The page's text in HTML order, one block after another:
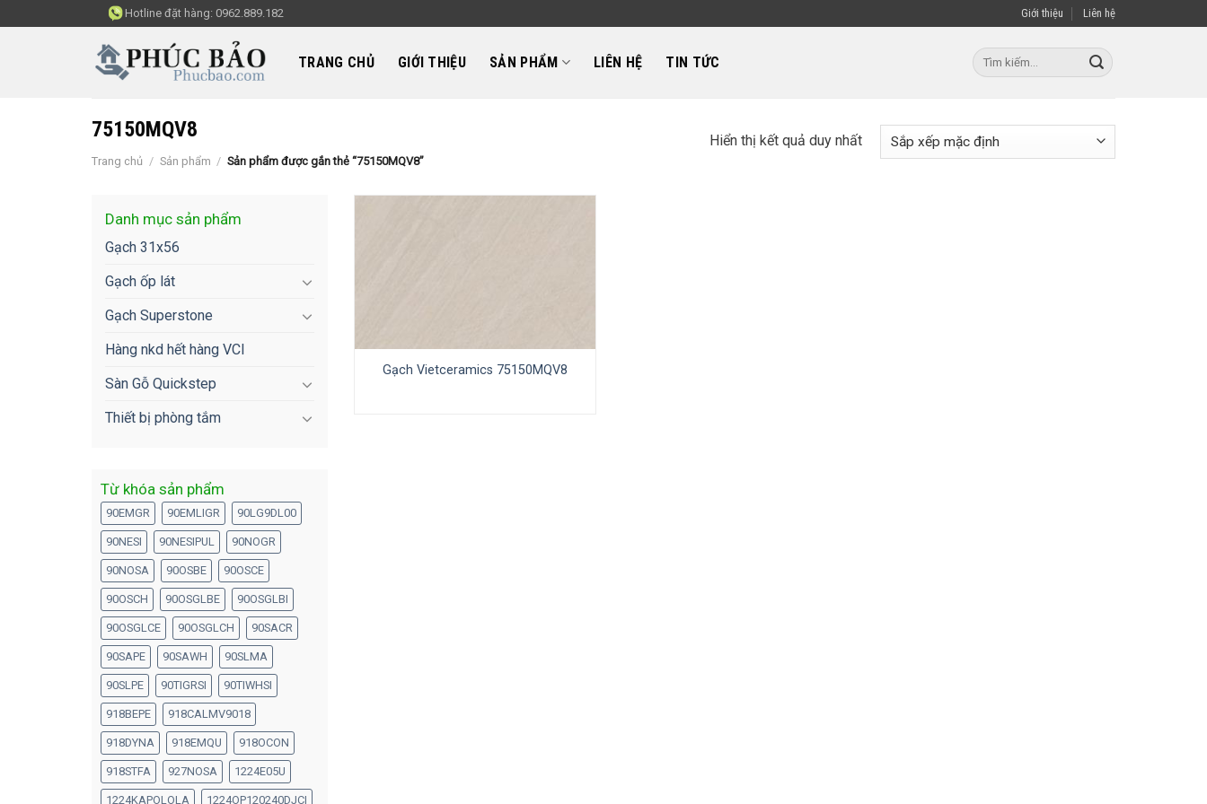
to
Hotline đặt hàng: 0962.889.182 Giới thiệu Liên hệ
TRANG CHỦ GIỚI THIỆU SẢN PHẨM LIÊN HỆ TIN TỨC
Tìm
kiếm:
75150MQV8
Trang chủ / Sản phẩm / Sản phẩm được gắn thẻ “75150MQV8”
Hiển thị kết quả duy nhất
Danh mục sản phẩm
Gạch 31x56
Gạch ốp lát
Gạch Superstone
Hàng nkd hết hàng VCI
Sàn Gỗ Quickstep
Thiết bị phòng tắm
Từ khóa sản phẩm
90EMGR 90EMLIGR 90LG9DL00
90NESI 90NESIPUL 90NOGR
90NOSA 90OSBE 90OSCE
90OSCH 90OSGLBE 90OSGLBI
90OSGLCE 90OSGLCH 90SACR
90SAPE 90SAWH 90SLMA
90SLPE 90TIGRSI 90TIWHSI
918BEPE 918CALMV9018
918DYNA 918EMQU 918OCON
918STFA 927NOSA 1224E05U
1224KAPOLOLA 1224OP120240DJCI
Gạch Vietceramics 75150MQV8